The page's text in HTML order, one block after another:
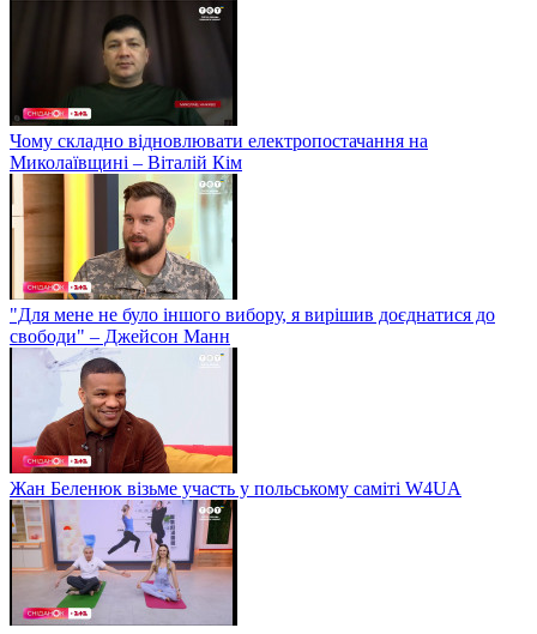
Чому складно відновлювати електропостачання на
Миколаївщині – Віталій Кім
"Для мене не було іншого вибору, я вирішив доєднатися до
свободи" – Джейсон Манн
Жан Беленюк візьме участь у польському саміті W4UA